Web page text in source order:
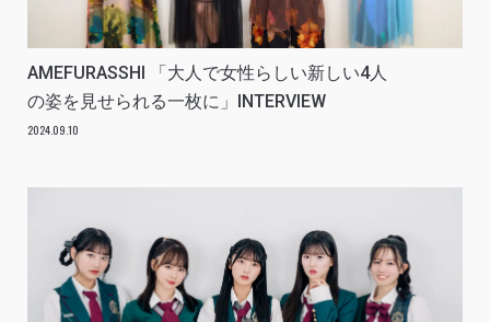
AMEFURASSHI 「大人で女性らしい新しい4人
の姿を見せられる一枚に」INTERVIEW
2024.09.10